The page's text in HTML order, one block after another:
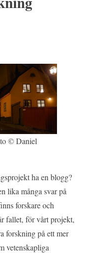
© Daniel
ha en blogg?
lika många svar på
forskare och
fallet, för vårt projekt,
forskning på ett mer
vetenskapliga